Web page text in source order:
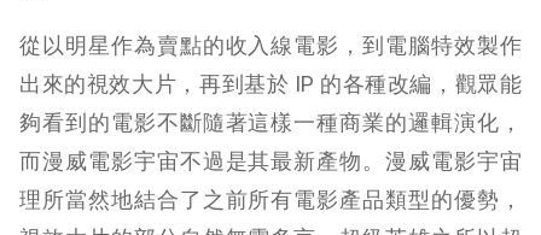
從以明星作為賣點的收入線電影，到電腦特效製作
出來的視效大片，再到基於 IP 的各種改編，觀眾能
夠看到的電影不斷隨著這樣一種商業的邏輯演化，
而漫威電影宇宙不過是其最新產物。漫威電影宇宙
理所當然地結合了之前所有電影產品類型的優勢，